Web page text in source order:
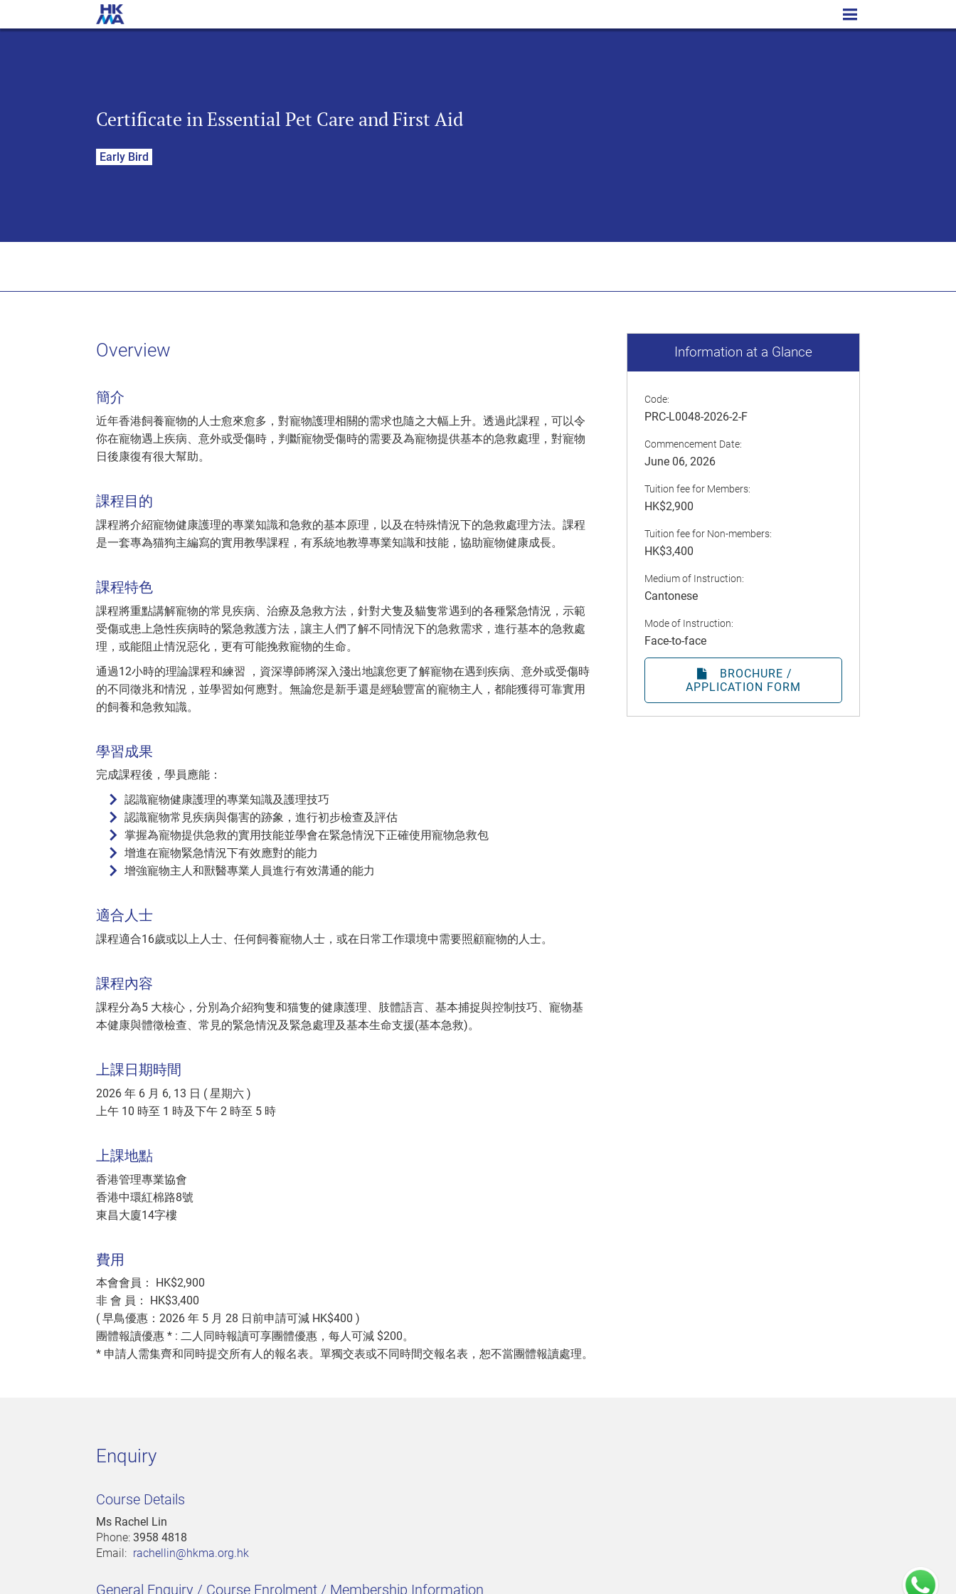
Certificate in Essential Pet Care and First Aid
Early Bird
Overview
簡介
近年香港飼養寵物的人士愈來愈多，對寵物護理相關的需求也隨之大幅上升。透過此課程，可以令
你在寵物遇上疾病、意外或受傷時，判斷寵物受傷時的需要及為寵物提供基本的急救處理，對寵物
日後康復有很大幫助。
課程目的
課程將介紹寵物健康護理的專業知識和急救的基本原理，以及在特殊情況下的急救處理方法。課程
是一套專為猫狗主編寫的實用教學課程，有系統地教導專業知識和技能，協助寵物健康成長。
課程特色
課程將重點講解寵物的常見疾病、治療及急救方法，針對犬隻及貓隻常遇到的各種緊急情況，示範
受傷或患上急性疾病時的緊急救護方法，讓主人們了解不同情況下的急救需求，進行基本的急救處
理，或能阻止情況惡化，更有可能挽救寵物的生命。
通過12小時的理論課程和練習 ，資深導師將深入淺出地讓您更了解寵物在遇到疾病、意外或受傷時
的不同徵兆和情況，並學習如何應對。無論您是新手還是經驗豐富的寵物主人，都能獲得可靠實用
的飼養和急救知識。
學習成果
完成課程後，學員應能：
認識寵物健康護理的專業知識及護理技巧
認識寵物常見疾病與傷害的跡象，進行初步檢查及評估
掌握為寵物提供急救的實用技能並學會在緊急情況下正確使用寵物急救包
增進在寵物緊急情況下有效應對的能力
增強寵物主人和獸醫專業人員進行有效溝通的能力
適合人士
課程適合16歲或以上人士、任何飼養寵物人士，或在日常工作環境中需要照顧寵物的人士。
課程內容
課程分為5 大核心，分別為介紹狗隻和猫隻的健康護理、肢體語言、基本捕捉與控制技巧、寵物基
本健康與體徵檢查、常見的緊急情況及緊急處理及基本生命支援(基本急救)。
上課日期時間
2026 年 6 月 6, 13 日 ( 星期六 )
上午 10 時至 1 時及下午 2 時至 5 時
上課地點
香港管理專業協會
香港中環紅棉路8號
東昌大廈14字樓
費用
本會會員： HK$2,900
非 會 員： HK$3,400
( 早鳥優惠：2026 年 5 月 28 日前申請可減 HK$400 )
團體報讀優惠 * : 二人同時報讀可享團體優惠，每人可減 $200。
* 申請人需集齊和同時提交所有人的報名表。單獨交表或不同時間交報名表，恕不當團體報讀處理。
Information at a Glance
Code:
PRC-L0048-2026-2-F
Commencement Date:
June 06, 2026
Tuition fee for Members:
HK$2,900
Tuition fee for Non-members:
HK$3,400
Medium of Instruction:
Cantonese
Mode of Instruction:
Face-to-face
BROCHURE /
APPLICATION FORM
Enquiry
Course Details
Ms Rachel Lin
Phone: 3958 4818
Email: rachellin@hkma.org.hk
General Enquiry / Course Enrolment / Membership Information